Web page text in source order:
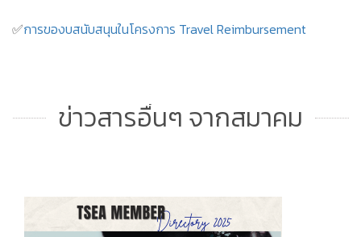
✅การของบสนับสนุนในโครงการ Travel Reimbursement
ข่าวสารอื่นๆ จากสมาคม